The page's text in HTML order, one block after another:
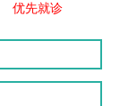
优先就诊